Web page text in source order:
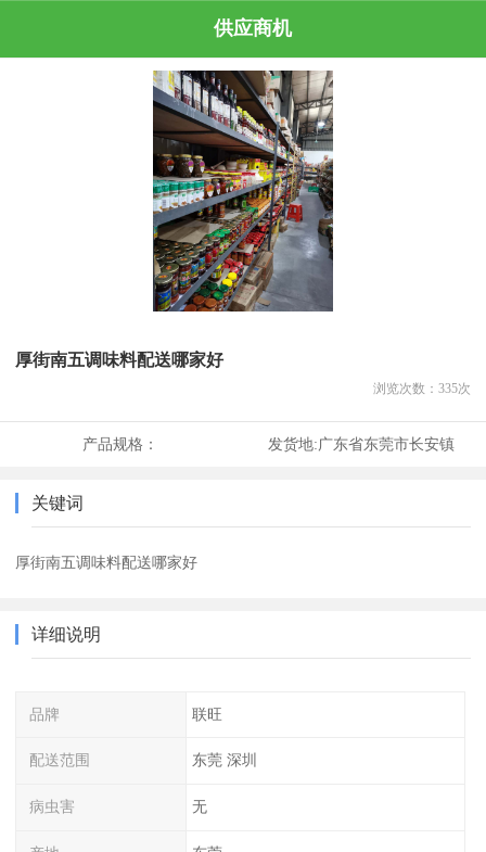
供应商机
厚街南五调味料配送哪家好
浏览次数： 335次
产品规格： 发货地:广东省东莞市长安镇
关键词
厚街南五调味料配送哪家好
详细说明
品牌 联旺
配送范围 东莞 深圳
病虫害 无